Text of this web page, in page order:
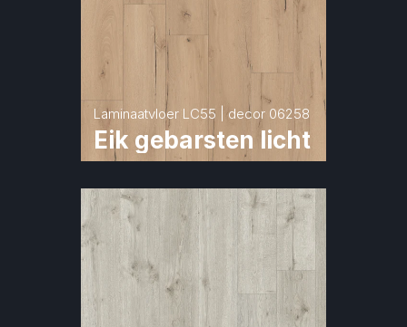
Laminaatvloer LC55 | decor 06258
Eik gebarsten licht